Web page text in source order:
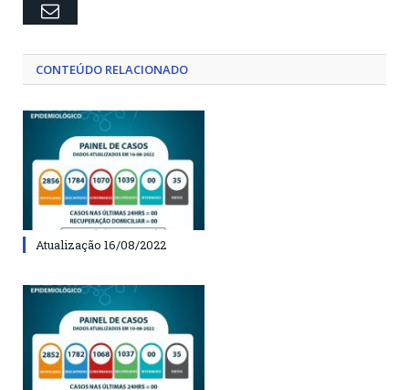
Email
CONTEÚDO RELACIONADO
Atualização 16/08/2022